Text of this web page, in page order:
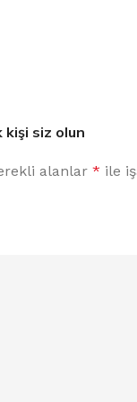
kişi siz olun
alanlar * ile